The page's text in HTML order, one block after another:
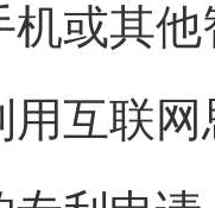
机或其
用互联